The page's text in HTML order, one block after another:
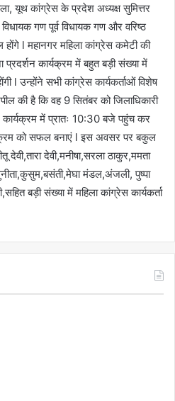
यूथ कांग्रेस के प्रदेश अध्यक्ष सुमित्तर
गण पूर्व विधायक गण और वरिष्ठ
होंगे l महानगर महिला कांग्रेस कमेटी की
प्रदर्शन कार्यक्रम में बहुत बड़ी संख्या में
l उन्होंने सभी कांग्रेस कार्यकर्ताओं विशेष
की है कि वह 9 सितंबर को जिलाधिकारी
कार्यक्रम में प्रातः 10:30 बजे पहुंच कर
को सफल बनाएं l इस अवसर पर बकुल
देवी,तारा देवी,मनीषा,सरला ठाकुर,ममता
मंडल,अंजली, पुष्पा
बड़ी संख्या में महिला कांग्रेस कार्यकर्ता